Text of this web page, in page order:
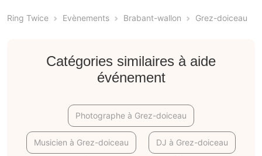
Ring Twice Evènements Brabant-wallon Grez-doiceau
Catégories similaires à aide
événement
Photographe à Grez-doiceau
Musicien à Grez-doiceau DJ à Grez-doiceau